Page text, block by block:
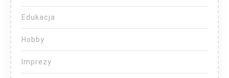
Edukacja
Hobby
Imprezy